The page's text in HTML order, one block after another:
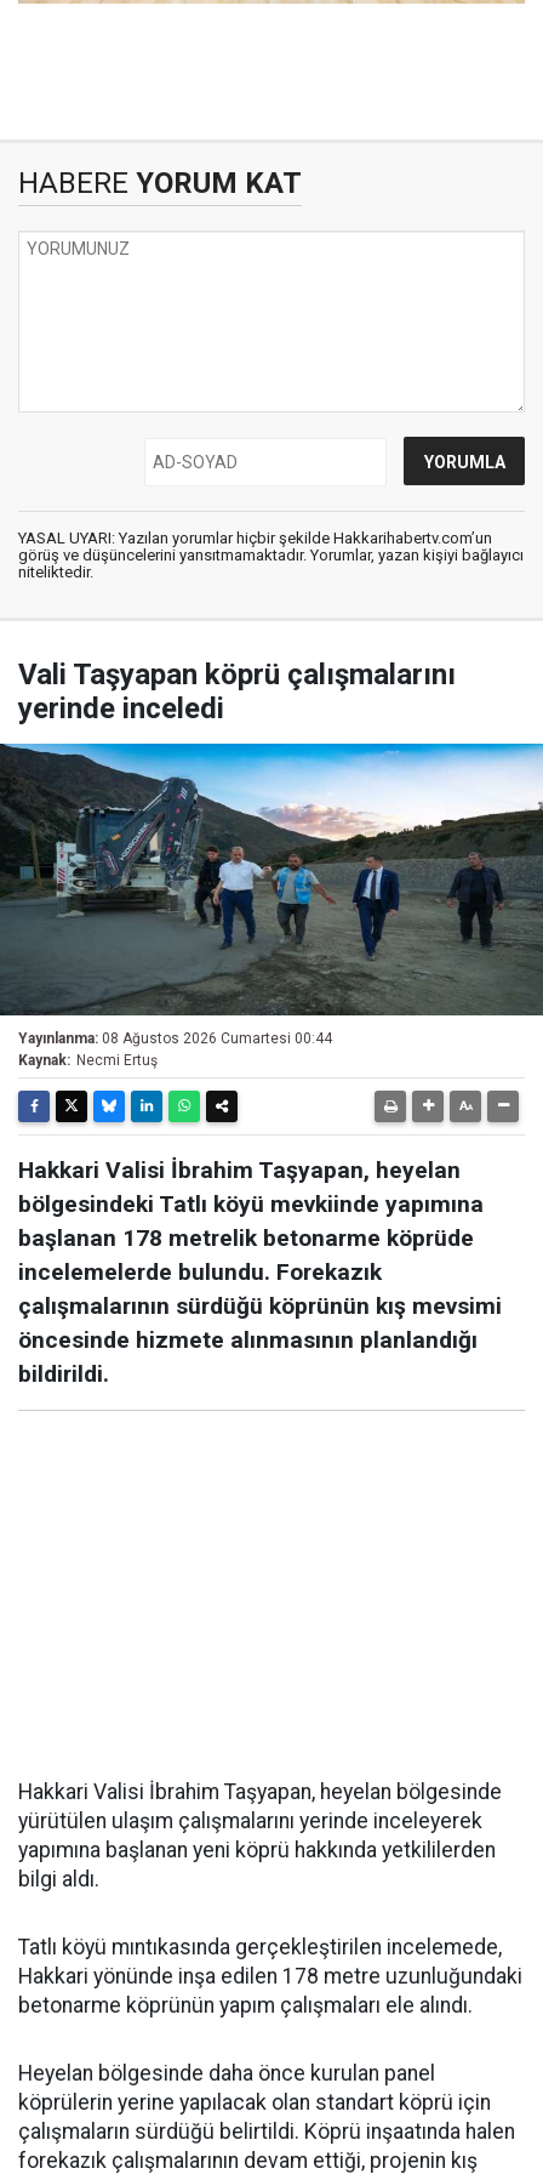
HABERE YORUM KAT
YASAL UYARI: Yazılan yorumlar hiçbir şekilde Hakkarihabertv.com’un
görüş ve düşüncelerini yansıtmamaktadır. Yorumlar, yazan kişiyi bağlayıcı
niteliktedir.
Vali Taşyapan köprü çalışmalarını
yerinde inceledi
Yayınlanma: 08 Ağustos 2026 Cumartesi 00:44
Kaynak: Necmi Ertuş
Hakkari Valisi İbrahim Taşyapan, heyelan
bölgesindeki Tatlı köyü mevkiinde yapımına
başlanan 178 metrelik betonarme köprüde
incelemelerde bulundu. Forekazık
çalışmalarının sürdüğü köprünün kış mevsimi
öncesinde hizmete alınmasının planlandığı
bildirildi.
Hakkari Valisi İbrahim Taşyapan, heyelan bölgesinde
yürütülen ulaşım çalışmalarını yerinde inceleyerek
yapımına başlanan yeni köprü hakkında yetkililerden
bilgi aldı.
Tatlı köyü mıntıkasında gerçekleştirilen incelemede,
Hakkari yönünde inşa edilen 178 metre uzunluğundaki
betonarme köprünün yapım çalışmaları ele alındı.
Heyelan bölgesinde daha önce kurulan panel
köprülerin yerine yapılacak olan standart köprü için
çalışmaların sürdüğü belirtildi. Köprü inşaatında halen
forekazık çalışmalarının devam ettiği, projenin kış